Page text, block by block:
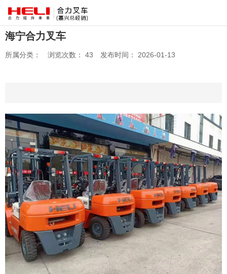
海宁合力叉车
所属分类： 浏览次数： 43 发布时间： 2026-01-13